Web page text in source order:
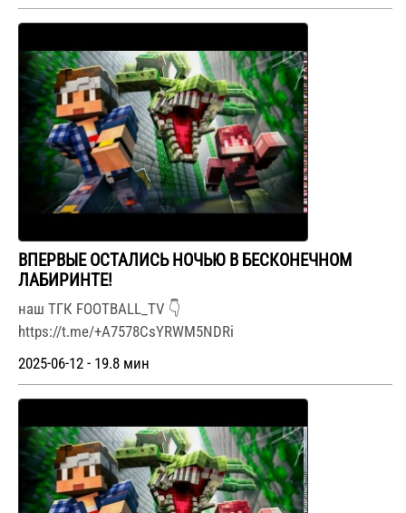
ВПЕРВЫЕ ОСТАЛИСЬ НОЧЬЮ В БЕСКОНЕЧНОМ
ЛАБИРИНТЕ!
наш ТГК FOOTBALL_TV 👇
https://t.me/+A7578CsYRWM5NDRi
2025-06-12 - 19.8 мин